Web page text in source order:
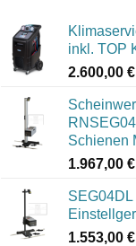
inkl. TOP
2.600,00 €
Schienen
1.967,00 €
1.553,00 €